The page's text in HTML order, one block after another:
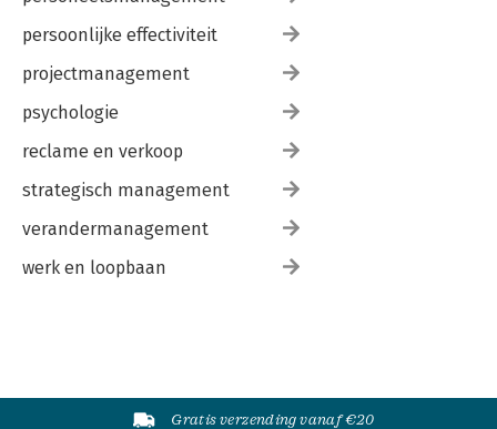
persoonlijke effectiviteit
projectmanagement
psychologie
reclame en verkoop
strategisch management
verandermanagement
werk en loopbaan
Gratis verzending vanaf €20